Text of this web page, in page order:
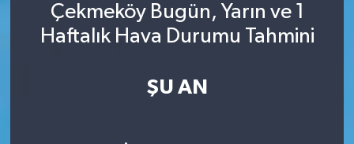
Çekmeköy Bugün, Yarın ve 1
Haftalık Hava Durumu Tahmini
ŞU AN
Son Dakika Haberleri